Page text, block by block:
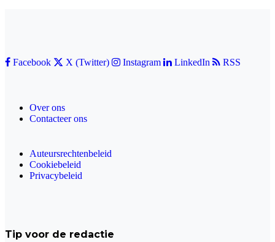
Facebook X (Twitter) Instagram LinkedIn RSS
Over ons
Contacteer ons
Auteursrechtenbeleid
Cookiebeleid
Privacybeleid
Tip voor de redactie